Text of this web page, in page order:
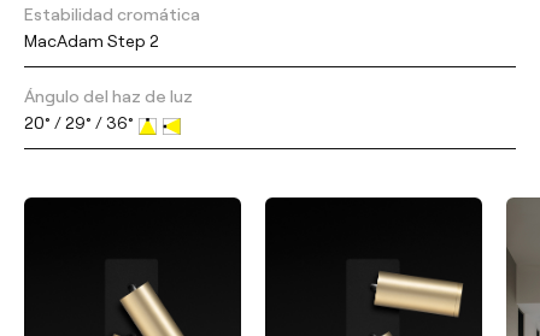
Estabilidad cromática
MacAdam Step 2
Ángulo del haz de luz
20° / 29° / 36°